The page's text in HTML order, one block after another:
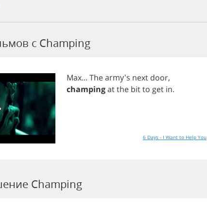
c Champing
Max... Thearmy's next door,
champingatthe bitto get in.
6 Days - I Want to Help You
Champing